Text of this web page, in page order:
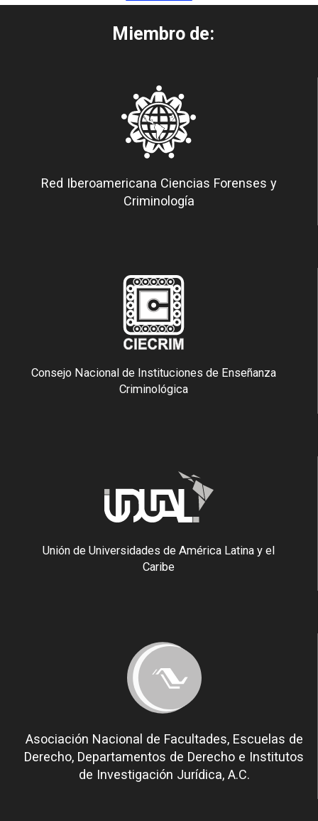
Miembro de:
Red Iberoamericana Ciencias Forenses y
Criminología
Consejo Nacional de Instituciones de Enseñanza
Criminológica
Unión de Universidades de América Latina y el
Caribe
Asociación Nacional de Facultades, Escuelas de
Derecho, Departamentos de Derecho e Institutos
de Investigación Jurídica, A.C.